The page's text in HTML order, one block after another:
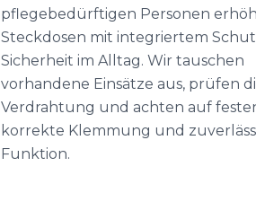
pflegebedürftigen Personen
Steckdosen mit integriertem
Sicherheit im Alltag. Wir tauschen
vorhandene Einsätze aus, prüfen
Verdrahtung und achten auf
korrekte Klemmung und
Funktion.